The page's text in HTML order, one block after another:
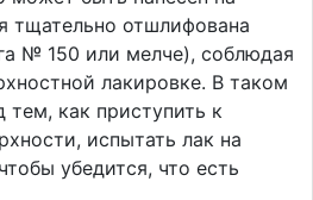
тщательно отшлифована
№ 150 или мелче), соблюдая
лакировке. В таком
тем, как приступить к
испытать лак на
убедится, что есть